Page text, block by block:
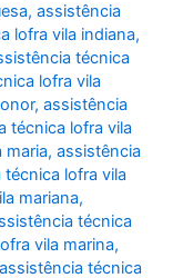
,assistência
lofra vila indiana,
técnica
lofra vila
,assistência
técnica lofra vila
maria,assistência
lofra vila
mariana,
técnica
vila marina,
assistência técnica